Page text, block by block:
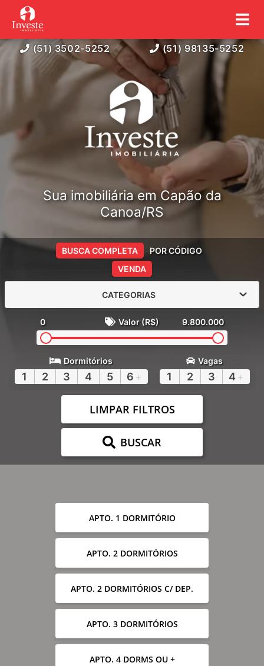
(51) 3502-5252 (51) 98135-5252
Sua imobiliária em Capão da
Canoa/RS
VENDA
BUSCA COMPLETA POR CÓDIGO
CATEGORIAS
0 Valor (R$) 9.800.000
Dormitórios
1 2 3 4 5 6 +
Vagas
1 2 3 4 +
LIMPAR FILTROS
BUSCAR
APTO. 1 DORMITÓRIO
APTO. 2 DORMITÓRIOS
APTO. 2 DORMITÓRIOS C/ DEP.
APTO. 3 DORMITÓRIOS
APTO. 4 DORMS OU +